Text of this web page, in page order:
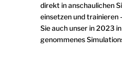
direkt in anschaulichen
einsetzen und trainieren
Sie auch unser in 2023
genommenes